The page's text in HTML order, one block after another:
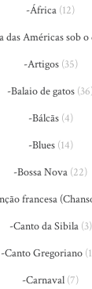
-África (12)
das Américas sob
-Artigos(35)
-Balaio de gatos
-Bálcãs(4)
-Blues(14)
-Bossa Nova (22)
francesa
-Canto da Sibila(3)
-Canto Gregoriano
-Carnaval (7)